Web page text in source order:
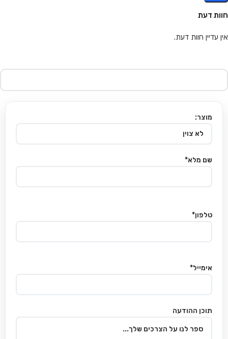
חוות דעת
אין עדיין חוות דעת.
מוצר:
שם מלא*
טלפון*
אימייל*
תוכן ההודעה